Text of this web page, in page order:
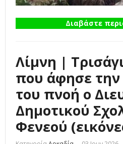
Διαβάστε
Λίμνη |
που άφησε την
του πνοή ο
Δημοτικού
Φενεού